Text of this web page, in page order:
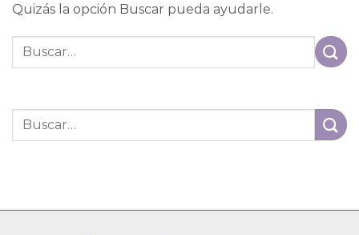
Quizás la opción Buscar pueda ayudarle.